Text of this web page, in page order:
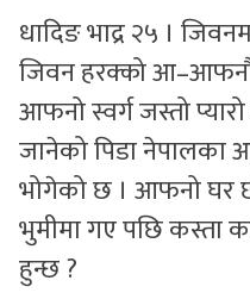
धादिङ भाद्र २५ ।
जिवन हरक्को
आफनो स्वर्ग जस्तो
जानेको पिडा नेपालका
भोगेको छ । आफनो घर
भुमीमा गए पछि कस्ता
हुन्छ ?